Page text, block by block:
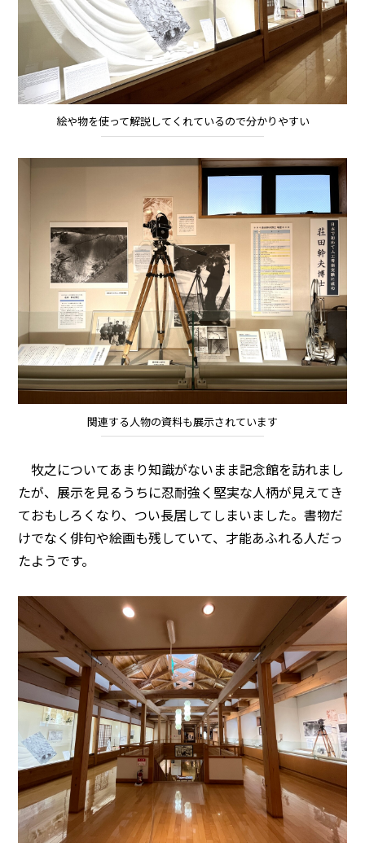
絵や物を使って解説してくれているので分かりやすい
関連する人物の資料も展示されています
牧之についてあまり知識がないまま記念館を訪れまし
たが、展示を見るうちに忍耐強く堅実な人柄が見えてき
ておもしろくなり、つい長居してしまいました。書物だ
けでなく俳句や絵画も残していて、才能あふれる人だっ
たようです。